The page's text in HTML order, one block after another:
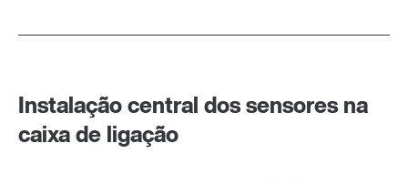
Instalação central dos sensores na
caixa de ligação